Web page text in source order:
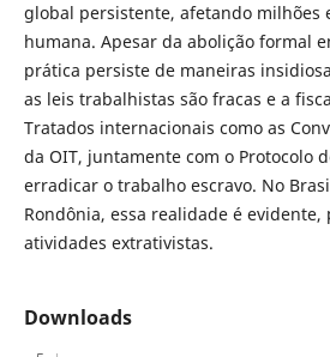
global persistente, afetando milhões
humana. Apesar da abolição formal
prática persiste de maneiras
as leis trabalhistas são fracas e a
Tratados internacionais como as
da OIT, juntamente com o Protocolo
erradicar o trabalho escravo. No
Rondônia, essa realidade é
atividades extrativistas.
Downloads